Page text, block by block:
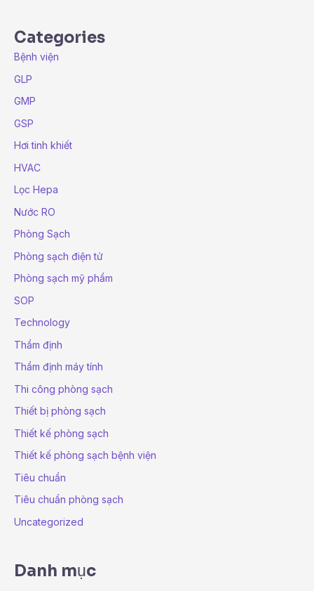
Categories
Bệnh viện
GLP
GMP
GSP
Hơi tinh khiết
HVAC
Lọc Hepa
Nước RO
Phòng Sạch
Phòng sạch điện tử
Phòng sạch mỹ phẩm
SOP
Technology
Thẩm định
Thẩm định máy tính
Thi công phòng sạch
Thiết bị phòng sạch
Thiết kế phòng sạch
Thiết kế phòng sạch bệnh viện
Tiêu chuẩn
Tiêu chuẩn phòng sạch
Uncategorized
Danh mục